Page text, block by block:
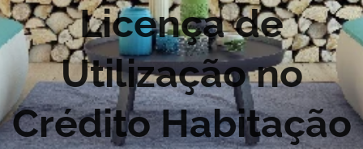
Licença de
Utilização no
Crédito Habitação